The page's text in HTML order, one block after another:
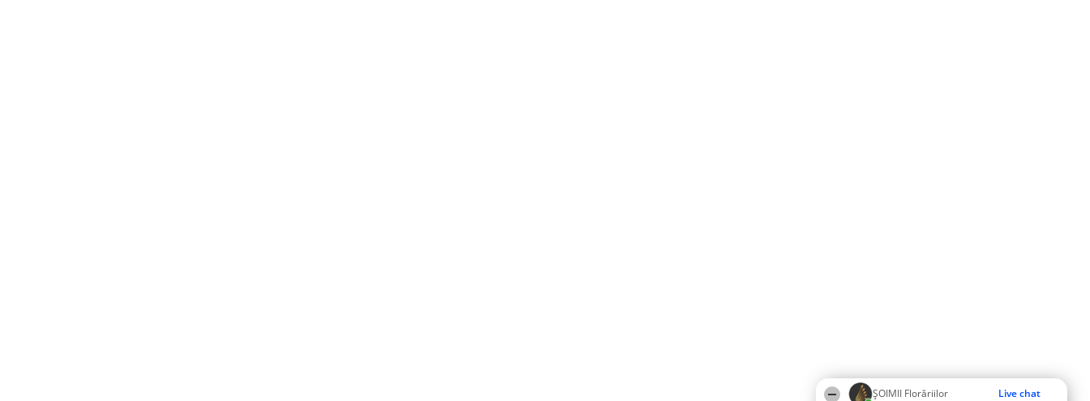
ȘOIMII Florăriilor Live chat